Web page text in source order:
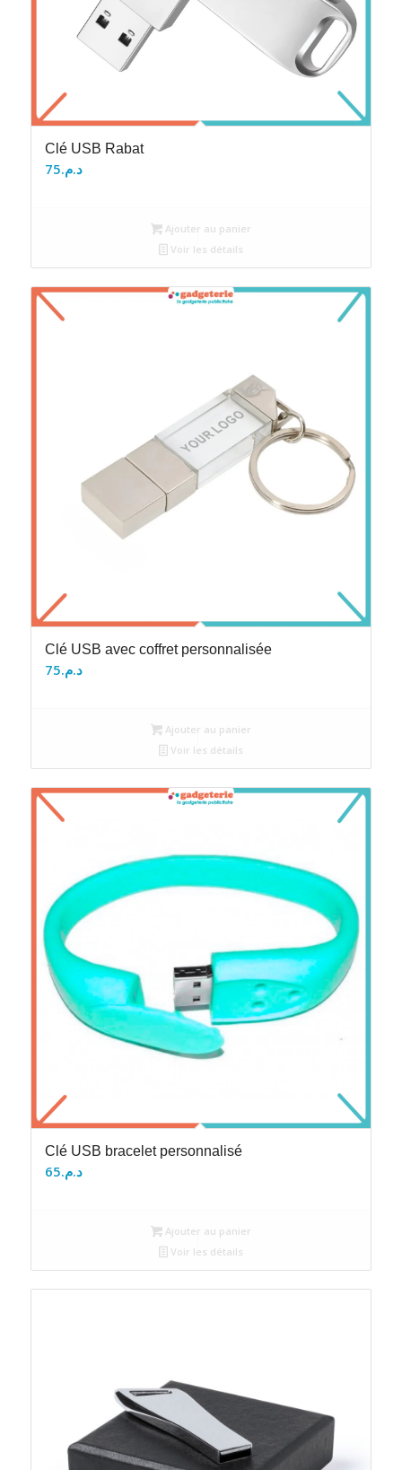
Clé USB Rabat
د.م.75
Ajouter au panier
Voir les détails
Clé USB avec coffret personnalisée
د.م.75
Ajouter au panier
Voir les détails
Clé USB bracelet personnalisé
د.م.65
Ajouter au panier
Voir les détails